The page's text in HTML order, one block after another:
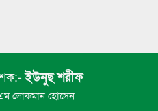
ইউনুছ শরীফ
লোকমান হোসেন